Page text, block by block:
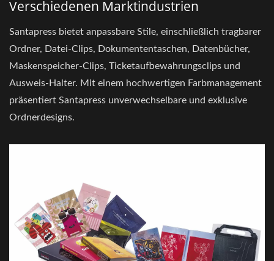
Verschiedenen Marktindustrien
Santapress bietet anpassbare Stile, einschließlich tragbarer
Ordner, Datei-Clips, Dokumententaschen, Datenbücher,
Maskenspeicher-Clips, Ticketaufbewahrungsclips und
Ausweis-Halter. Mit einem hochwertigen Farbmanagement
präsentiert Santapress unverwechselbare und exklusive
Ordnerdesigns.